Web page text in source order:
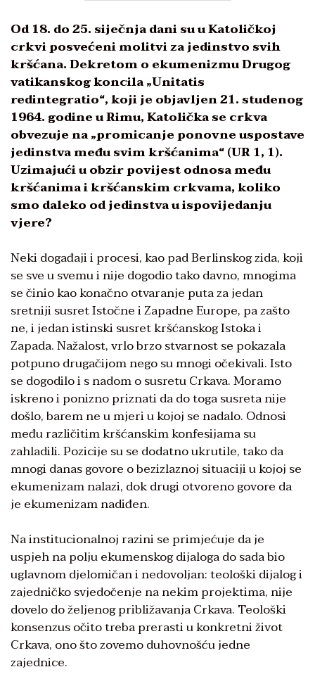
Od 18. do 25. siječnja dani su u Katoličkoj
crkvi posvećeni molitvi za jedinstvo svih
kršćana. Dekretom o ekumenizmu Drugog
vatikanskog koncila „Unitatis
redintegratio“, koji je objavljen 21. studenog
1964. godine u Rimu, Katolička se crkva
obvezuje na „promicanje ponovne uspostave
jedinstva među svim kršćanima“ (UR 1, 1).
Uzimajući u obzir povijest odnosa među
kršćanima i kršćanskim crkvama, koliko
smo daleko od jedinstva u ispovijedanju
vjere?
Neki događaji i procesi, kao pad Berlinskog zida, koji
se sve u svemu i nije dogodio tako davno, mnogima
se činio kao konačno otvaranje puta za jedan
sretniji susret Istočne i Zapadne Europe, pa zašto
ne, i jedan istinski susret kršćanskog Istoka i
Zapada. Nažalost, vrlo brzo stvarnost se pokazala
potpuno drugačijom nego su mnogi očekivali. Isto
se dogodilo i s nadom o susretu Crkava. Moramo
iskreno i ponizno priznati da do toga susreta nije
došlo, barem ne u mjeri u kojoj se nadalo. Odnosi
među različitim kršćanskim konfesijama su
zahladili. Pozicije su se dodatno ukrutile, tako da
mnogi danas govore o bezizlaznoj situaciji u kojoj se
ekumenizam nalazi, dok drugi otvoreno govore da
je ekumenizam nadiđen.
Na institucionalnoj razini se primjećuje da je
uspjeh na polju ekumenskog dijaloga do sada bio
uglavnom djelomičan i nedovoljan: teološki dijalog i
zajedničko svjedočenje na nekim projektima, nije
dovelo do željenog približavanja Crkava. Teološki
konsenzus očito treba prerasti u konkretni život
Crkava, ono što zovemo duhovnošću jedne
zajednice.